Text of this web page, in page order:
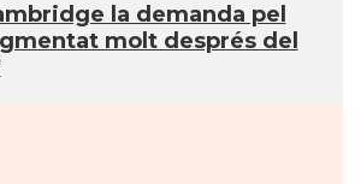
Catalans a Glasgow -Escòcia -
Scotland
la demanda pel
molt després del